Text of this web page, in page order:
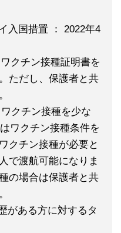
入国措置 ： 2022年4
クチン接種証明書を
ただし、保護者と共
クチン接種を少な
ワクチン接種条件を
クチン接種が必要と
で渡航可能になりま
の場合は保護者と共
がある方に対するタ